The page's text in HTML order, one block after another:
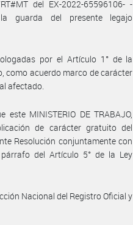
del EX-2022-65596106- -
la guarda del presente legajo
por el Artículo 1° de la
como acuerdo marco de carácter
afectado.
MINISTERIO DE TRABAJO,
de carácter gratuito del
Resolución conjuntamente con
del Artículo 5° de la Ley
Nacional del Registro Oficial y